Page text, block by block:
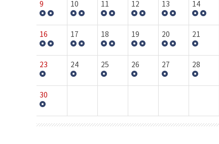
9 10 11 12 13 14
16 17 18 19 20 21
23 24 25 26 27 28
30